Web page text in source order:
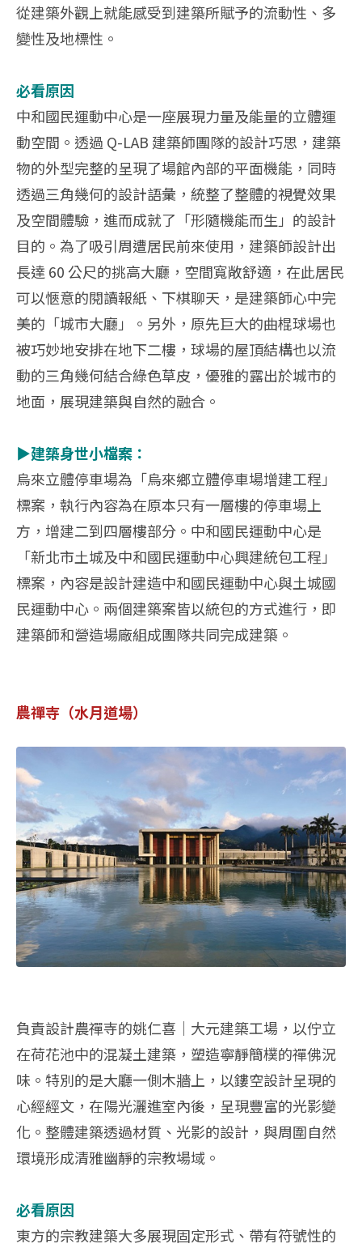
從建築外觀上就能感受到建築所賦予的流動性、多
變性及地標性。
必看原因
中和國民運動中心是一座展現力量及能量的立體運
動空間。透過 Q-LAB 建築師團隊的設計巧思，建築
物的外型完整的呈現了場館內部的平面機能，同時
透過三角幾何的設計語彙，統整了整體的視覺效果
及空間體驗，進而成就了「形隨機能而生」的設計
目的。為了吸引周遭居民前來使用，建築師設計出
長達 60 公尺的挑高大廳，空間寬敞舒適，在此居民
可以愜意的閱讀報紙、下棋聊天，是建築師心中完
美的「城市大廳」。另外，原先巨大的曲棍球場也
被巧妙地安排在地下二樓，球場的屋頂結構也以流
動的三角幾何結合綠色草皮，優雅的露出於城市的
地面，展現建築與自然的融合。
▶建築身世小檔案：
烏來立體停車場為「烏來鄉立體停車場增建工程」
標案，執行內容為在原本只有一層樓的停車場上
方，增建二到四層樓部分。中和國民運動中心是
「新北市土城及中和國民運動中心興建統包工程」
標案，內容是設計建造中和國民運動中心與土城國
民運動中心。兩個建築案皆以統包的方式進行，即
建築師和營造場廠組成團隊共同完成建築。
農禪寺（水月道場）
負責設計農禪寺的姚仁喜│大元建築工場，以佇立
在荷花池中的混凝土建築，塑造寧靜簡樸的禪佛況
味。特別的是大廳一側木牆上，以鏤空設計呈現的
心經經文，在陽光灑進室內後，呈現豐富的光影變
化。整體建築透過材質、光影的設計，與周圍自然
環境形成清雅幽靜的宗教場域。
必看原因
東方的宗教建築大多展現固定形式、帶有符號性的